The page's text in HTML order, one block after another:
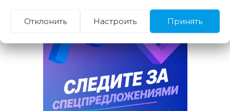
Отклонить Настроить Принять